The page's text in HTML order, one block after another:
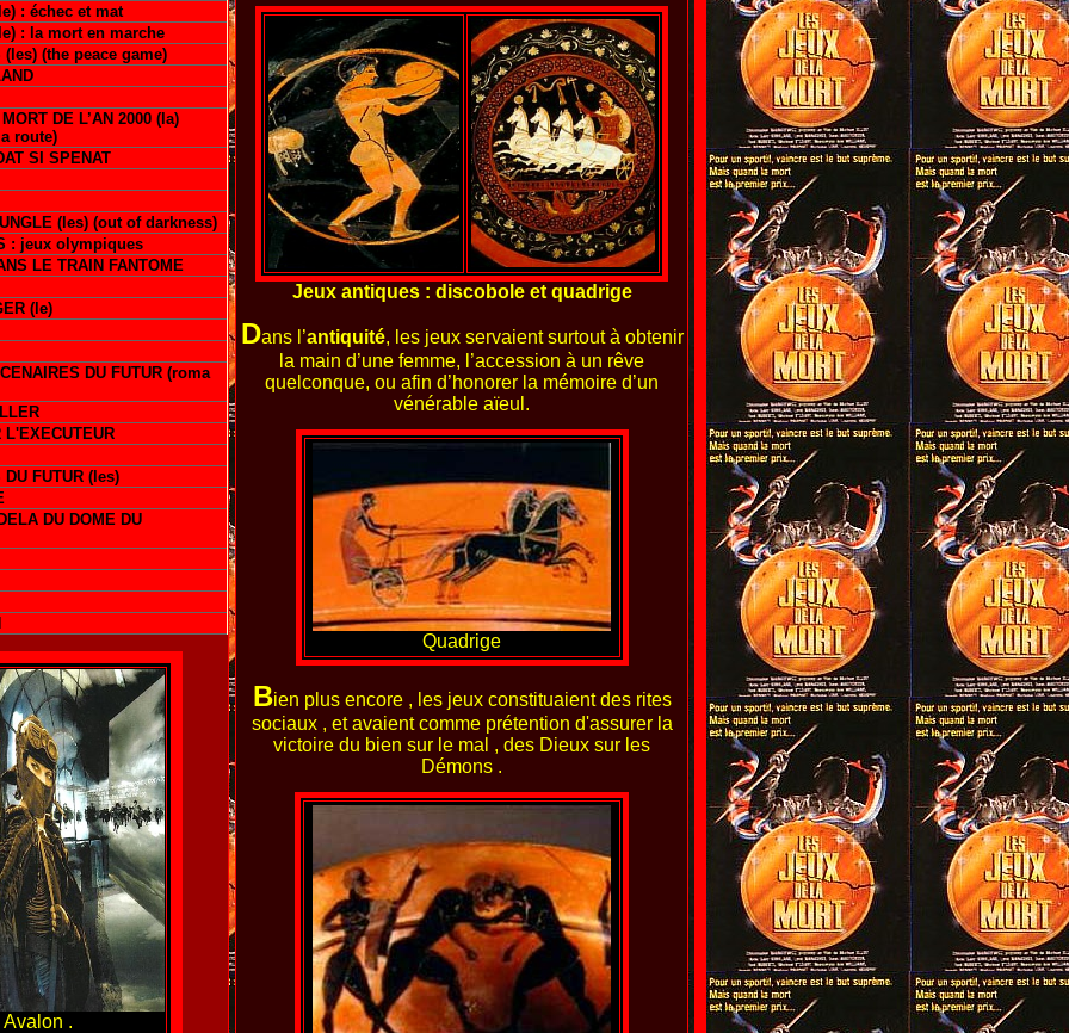
: échec et mat
: la mort en marche
(les) (the peace game)
DE L’AN 2000 (la)
route)
SI SPENAT
(les) (out of darkness)
: jeux olympiques
LE TRAIN FANTOME
(le)
DU FUTUR (roma
L'EXECUTEUR
DU FUTUR (les)
DU DOME DU
Avalon .
Jeux antiques : discobole et quadrige
Dans l’antiquité, les jeux servaient surtout à obtenir
la main d’une femme, l’accession à un rêve
quelconque, ou afin d’honorer la mémoire d’un
vénérable aïeul.
Quadrige
Bien plus encore , les jeux constituaient des rites
sociaux , et avaient comme prétention d'assurer la
victoire du bien sur le mal , des Dieux sur les
Démons .